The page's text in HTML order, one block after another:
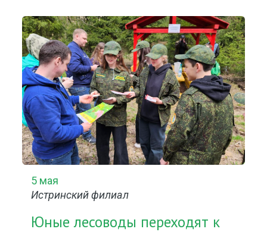
5 мая
Истринский филиал
Юные лесоводы переходят к